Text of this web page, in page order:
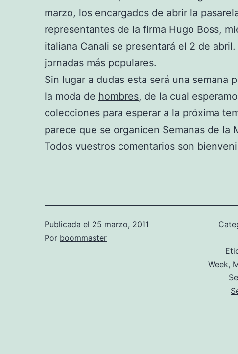
marzo, los encargados de abrir la
representantes de la firma Hugo Boss,
italiana Canali se presentará el 2 de
jornadas más populares.
Sin lugar a dudas esta será una semana
la moda de hombres, de la cual
colecciones para esperar a la próxima
parece que se organicen Semanas de la
Todos vuestros comentarios son
Publicada el 25 marzo, 2011
Por boommaster
Week,